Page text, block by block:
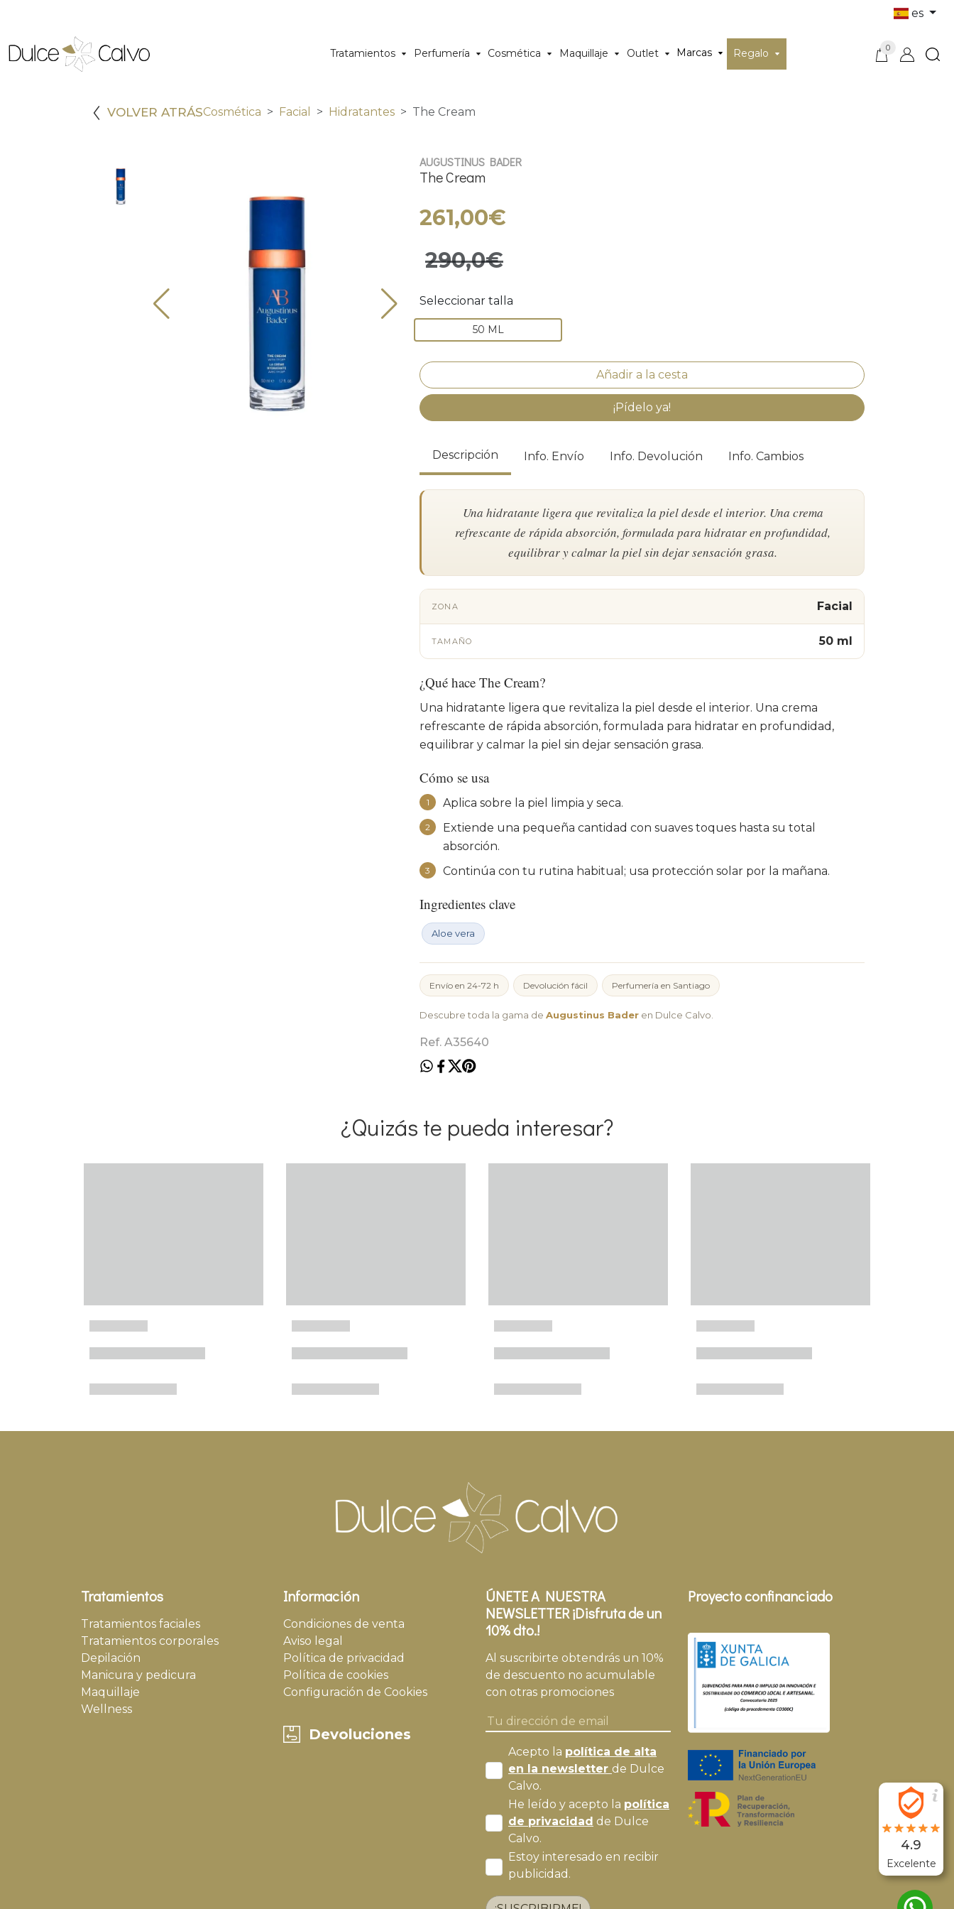
es
Tratamientos Perfumería Cosmética Maquillaje Outlet Marcas Regalo 0
VOLVER ATRÁSCosmética Facial Hidratantes The Cream
AUGUSTINUS BADER
The Cream
261,00€
290,0€
Seleccionar talla
50 ML
¡Pídelo ya!
Descripción Info. Envío Info. Devolución Info. Cambios
Una hidratante ligera que revitaliza la piel desde el interior. Una crema
refrescante de rápida absorción, formulada para hidratar en profundidad,
equilibrar y calmar la piel sin dejar sensación grasa.
ZONA Facial
TAMAÑO 50 ml
¿Qué hace The Cream?
Una hidratante ligera que revitaliza la piel desde el interior. Una crema
refrescante de rápida absorción, formulada para hidratar en profundidad,
equilibrar y calmar la piel sin dejar sensación grasa.
Cómo se usa
1 Aplica sobre la piel limpia y seca.
2
Extiende una pequeña cantidad con suaves toques hasta su total
absorción.
3 Continúa con tu rutina habitual; usa protección solar por la mañana.
Ingredientes clave
Aloe vera
Envío en 24-72 h Devolución fácil Perfumería en Santiago
Descubre toda la gama de Augustinus Bader en Dulce Calvo.
Ref. A35640
¿Quizás te pueda interesar?
Tratamientos
Tratamientos faciales
Tratamientos corporales
Depilación
Manicura y pedicura
Maquillaje
Wellness
Información
Condiciones de venta
Aviso legal
Política de privacidad
Política de cookies
Configuración de Cookies
Devoluciones
ÚNETE A NUESTRA
NEWSLETTER ¡Disfruta de un
10% dto.!
Al suscribirte obtendrás un 10%
de descuento no acumulable
con otras promociones
Acepto la política de alta
en la newsletter de Dulce
Calvo.
He leído y acepto la política
de privacidad de Dulce
Calvo.
Estoy interesado en recibir
publicidad.
Proyecto confinanciado
4.9
Excelente